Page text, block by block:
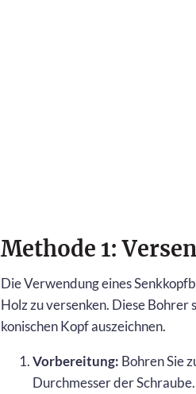
Methode 1:
Die Verwendung eines
Holz zu versenken. Diese
konischen Kopf auszeichnen.
Vorbereitung: Bohren Sie
Durchmesser der